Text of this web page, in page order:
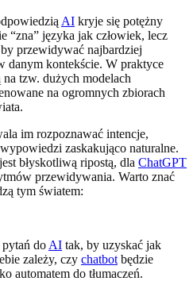
AI kryje się potężny
“zna” języka jak człowiek, lecz
przewidywać najbardziej
danym kontekście. W praktyce
tzw. dużych modelach
na ogromnych zbiorach
im rozpoznawać intencje,
zaskakująco naturalne.
błyskotliwą ripostą, dla ChatGPT
przewidywania. Warto znać
tym światem:
pytań do AI tak, by uzyskać jak
zależy, czy chatbot będzie
automatem do tłumaczeń.